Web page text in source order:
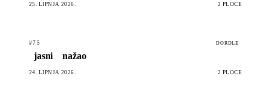
25. LIPNJA 2026. 2 PLOČE
#75 DORDLE
jasni nažao
24. LIPNJA 2026. 2 PLOČE